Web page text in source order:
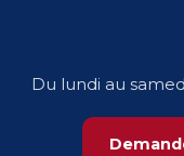
Du lundi au